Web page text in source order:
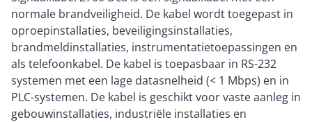
normale brandveiligheid. De kabel wordt toegepast in
oproepinstallaties, beveiligingsinstallaties,
brandmeldinstallaties, instrumentatietoepassingen en
als telefoonkabel. De kabel is toepasbaar in RS-232
systemen met een lage datasnelheid (< 1 Mbps) en in
PLC-systemen. De kabel is geschikt voor vaste aanleg in
gebouwinstallaties, industriële installaties en